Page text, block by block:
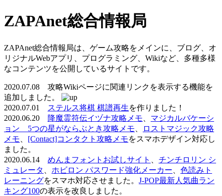
ZAPAnet総合情報局
ZAPAnet総合情報局は、ゲーム攻略をメインに、ブログ、オ
リジナルWebアプリ、プログラミング、Wikiなど、多種多様
なコンテンツを公開しているサイトです。
2020.07.08 攻略Wikiページに関連リンクを表示する機能を
追加しました。
2020.07.01
ステルス将棋 棋譜再生を作りました！
2020.06.20
降魔霊符伝イヅナ攻略メモ
マジカルバケーシ
ョン 5つの星がならぶとき攻略メモ
ロストマジック攻略
メモ
[Contact]コンタクト攻略メモをスマホデザイン対応し
ました。
2020.06.14 めんまフォントお試しサイト
チンチロリン シ
ミュレータ
ホビロン パスワード強化メーカー
色読みト
レーニングをスマホ対応させました。 J-POP最新人気曲ラン
キング100の表示を改良しました。